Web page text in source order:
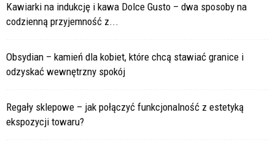
Kawiarki na indukcję i kawa Dolce Gusto – dwa sposoby na
codzienną przyjemność z...
Obsydian – kamień dla kobiet, które chcą stawiać granice i
odzyskać wewnętrzny spokój
Regały sklepowe – jak połączyć funkcjonalność z estetyką
ekspozycji towaru?